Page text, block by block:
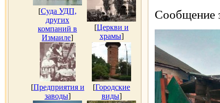
[Суда УДП,
других
компаний в
Измаиле]
[Церкви и
храмы]
[Предприятия и
заводы]
[Городские
виды]
Сообщение